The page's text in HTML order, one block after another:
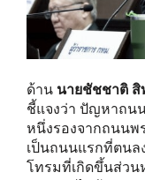
ด้าน นายชัชชาติ สิ
ชี้แจงว่า ปัญหาถนน
หนึ่งรองจากถนนพ
เป็นถนนแรกที่ตนล
โทรมที่เกิดขึ้นส่วน